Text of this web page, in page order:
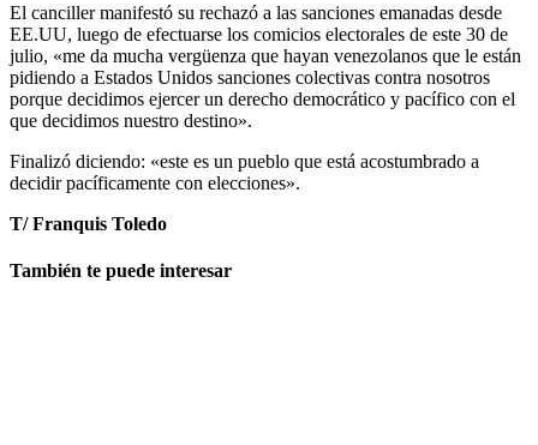
El canciller manifestó su rechazó a las sanciones emanadas desde
EE.UU, luego de efectuarse los comicios electorales de este 30 de
julio, «me da mucha vergüenza que hayan venezolanos que le están
pidiendo a Estados Unidos sanciones colectivas contra nosotros
porque decidimos ejercer un derecho democrático y pacífico con el
que decidimos nuestro destino».
Finalizó diciendo: «este es un pueblo que está acostumbrado a
decidir pacíficamente con elecciones».
T/ Franquis Toledo
También te puede interesar